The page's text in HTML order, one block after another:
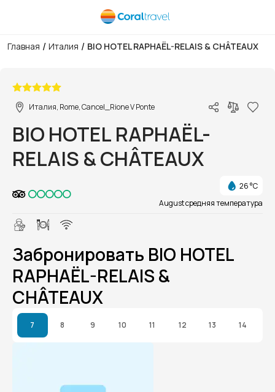
Главная / Италия / BIO HOTEL RAPHAËL-RELAIS & CHÂTEAUX
Италия, Rome, Cancel_Rione V Ponte
BIO HOTEL RAPHAËL-
RELAIS & CHÂTEAUX
26 °C
August средняя температура
Забронировать BIO HOTEL
RAPHAËL-RELAIS &
CHÂTEAUX
7 8 9 10 11 12 13 14